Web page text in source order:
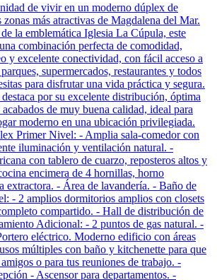
de vivir en un moderno dúplex de
zonas más atractivas de Magdalena del Mar.
la emblemática Iglesia La Cúpula, este
combinación perfecta de comodidad,
y excelente conectividad, con fácil acceso a
supermercados, restaurantes y todos
para disfrutar una vida práctica y segura.
por su excelente distribución, óptima
de muy buena calidad, ideal para
moderno en una ubicación privilegiada.
Primer Nivel: - Amplia sala-comedor con
iluminación y ventilación natural. -
con tablero de cuarzo, reposteros altos y
encimera de 4 hornillas, horno
extractora. - Área de lavandería. - Baño de
- 2 amplios dormitorios amplios con closets
compartido. - Hall de distribución de
Adicional: - 2 puntos de gas natural. -
eléctrico. Moderno edificio con áreas
múltiples con baño y kitchenette para que
o para tus reuniones de trabajo. -
- Ascensor para departamentos. -